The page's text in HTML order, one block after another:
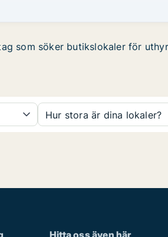
som söker butikslokaler för
Hur stora är dina lokaler?
Hitta oss även här